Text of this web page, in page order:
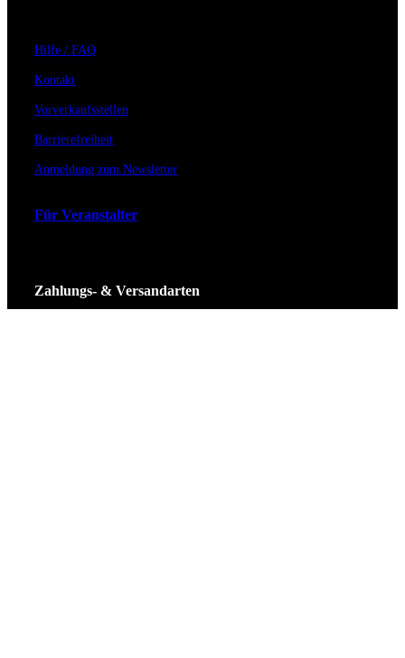
Hilfe / FAQ
Kontakt
Vorverkaufsstellen
Barrierefreiheit
Anmeldung zum Newsletter
Für Veranstalter
Zahlungs- & Versandarten